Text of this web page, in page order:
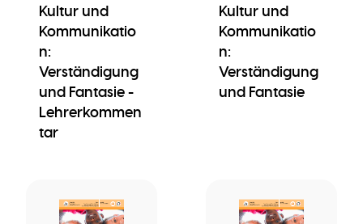
Kultur und
Kommunikatio
n:
Verständigung
und Fantasie -
Lehrerkommen
tar
Kultur und
Kommunikatio
n:
Verständigung
und Fantasie